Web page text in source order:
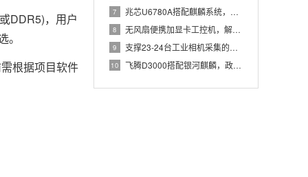
7 兆芯U6780A搭配麒麟系统，国产化工控机赋能航站楼航显调度
8 无风扇便携加显卡工控机，解决户外高波特率串口采集难题
9 支撑23-24台工业相机采集的高配置工控机解决方案推荐
10 飞腾D3000搭配银河麒麟，政务办公国产飞腾工控机落地方案
DDR5)，用户
根据项目软件